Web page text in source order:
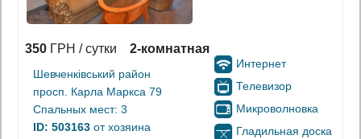
350 ГРН / сутки 2-комнатная
Шевченківський район
просп. Карла Маркса 79
Спальных мест: 3
ID: 503163 от хозяина
Интернет
Телевизор
Микроволновка
Гладильная доска